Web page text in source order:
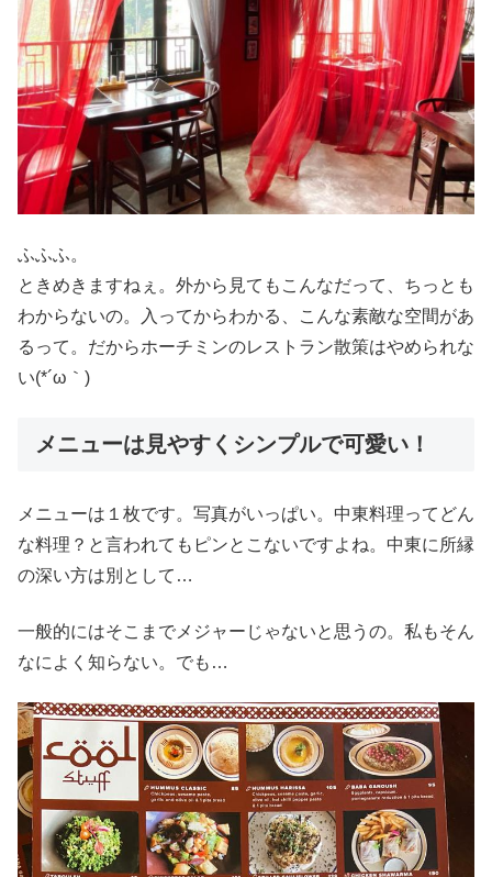
ふふふ。
ときめきますねぇ。外から見てもこんなだって、ちっとも
わからないの。入ってからわかる、こんな素敵な空間があ
るって。だからホーチミンのレストラン散策はやめられな
い(*´ω｀)
メニューは見やすくシンプルで可愛い！
メニューは１枚です。写真がいっぱい。中東料理ってどん
な料理？と言われてもピンとこないですよね。中東に所縁
の深い方は別として…
一般的にはそこまでメジャーじゃないと思うの。私もそん
なによく知らない。でも…